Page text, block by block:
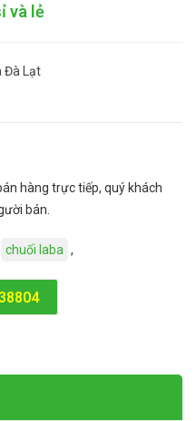
và lẻ
Đà Lạt
hàng trực tiếp, quý khách
bán.
chuối laba ,